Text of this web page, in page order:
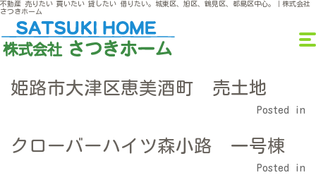
不動産 売りたい 買いたい 貸したい 借りたい。城東区、旭区、鶴見区、都島区中心。｜株式会社
さつきホーム
姫路市大津区恵美酒町 売土地
Posted in
クローバーハイツ森小路 一号棟
Posted in